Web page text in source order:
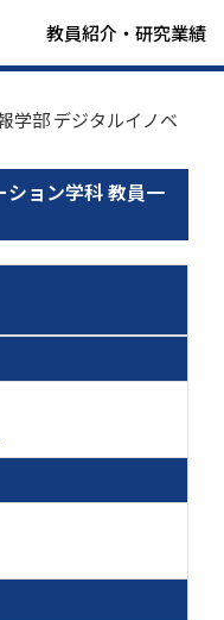
教員紹介・研究業績
学部 デジタルイノベ
ョン学科 教員一